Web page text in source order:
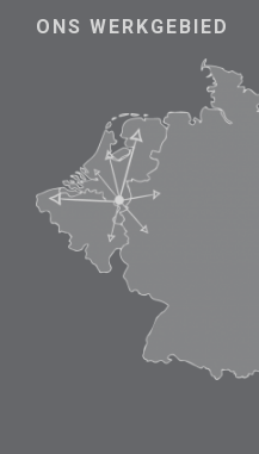
ONS WERKGEBIED